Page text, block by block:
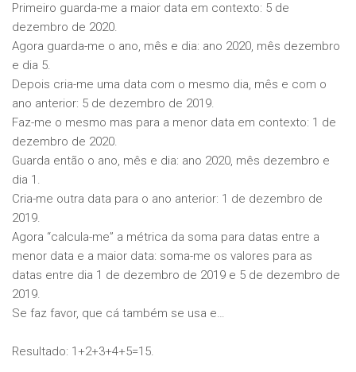
Primeiro guarda-me a maior data em contexto: 5 de
dezembro de 2020.
Agora guarda-me o ano, mês e dia: ano 2020, mês dezembro
e dia 5.
Depois cria-me uma data com o mesmo dia, mês e com o
ano anterior: 5 de dezembro de 2019.
Faz-me o mesmo mas para a menor data em contexto: 1 de
dezembro de 2020.
Guarda então o ano, mês e dia: ano 2020, mês dezembro e
dia 1.
Cria-me outra data para o ano anterior: 1 de dezembro de
2019.
Agora “calcula-me” a métrica da soma para datas entre a
menor data e a maior data: soma-me os valores para as
datas entre dia 1 de dezembro de 2019 e 5 de dezembro de
2019.
Se faz favor, que cá também se usa e…
Resultado: 1+2+3+4+5=15.